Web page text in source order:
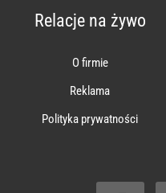
Relacje na żywo
O firmie
Reklama
Polityka prywatności